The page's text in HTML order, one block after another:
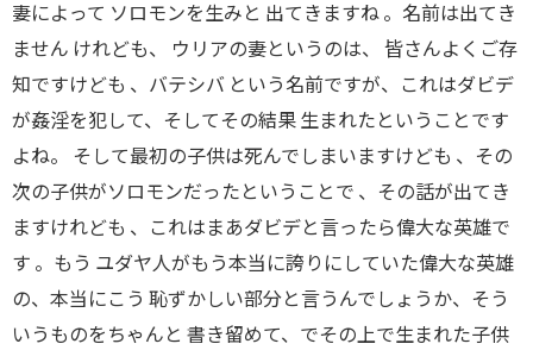
妻によって ソロモンを生みと 出てきますね 。名前は出てき
ません けれども、 ウリアの妻というのは、 皆さんよくご存
知ですけども 、バテシバ という名前ですが、これはダビデ
が姦淫を犯して、そしてその結果 生まれたということです
よね。 そして最初の子供は死んでしまいますけども 、その
次の子供がソロモンだったということで 、その話が出てき
ますけれども 、これはまあダビデと言ったら偉大な英雄で
す 。もう ユダヤ人がもう本当に誇りにしていた偉大な英雄
の、本当にこう 恥ずかしい部分と言うんでしょうか、そう
いうものをちゃんと 書き留めて、でその上で生まれた子供